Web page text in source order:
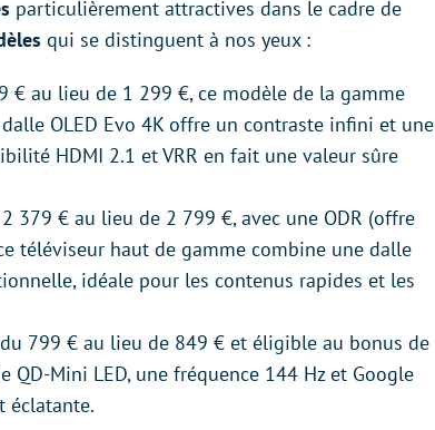
particulièrement attractives dans le cadre de
qui se distinguent à nos yeux :
€ au lieu de 1 299 €, ce modèle de la gamme
OLED Evo 4K offre un contraste infini et une
HDMI 2.1 et VRR en fait une valeur sûre
379 € au lieu de 2 799 €, avec une ODR (offre
téléviseur haut de gamme combine une dalle
idéale pour les contenus rapides et les
799 € au lieu de 849 € et éligible au bonus de
Mini LED, une fréquence 144 Hz et Google
éclatante.